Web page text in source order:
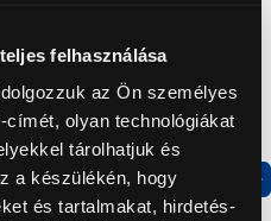
felhasználása
az Ön személyes
olyan technológiákat
tárolhatjuk és
a készülékén, hogy
és tartalmakat, hirdetés-
Termék adatlap